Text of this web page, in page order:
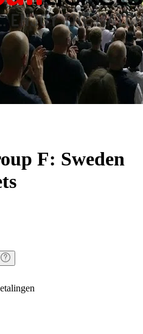
F: Sweden